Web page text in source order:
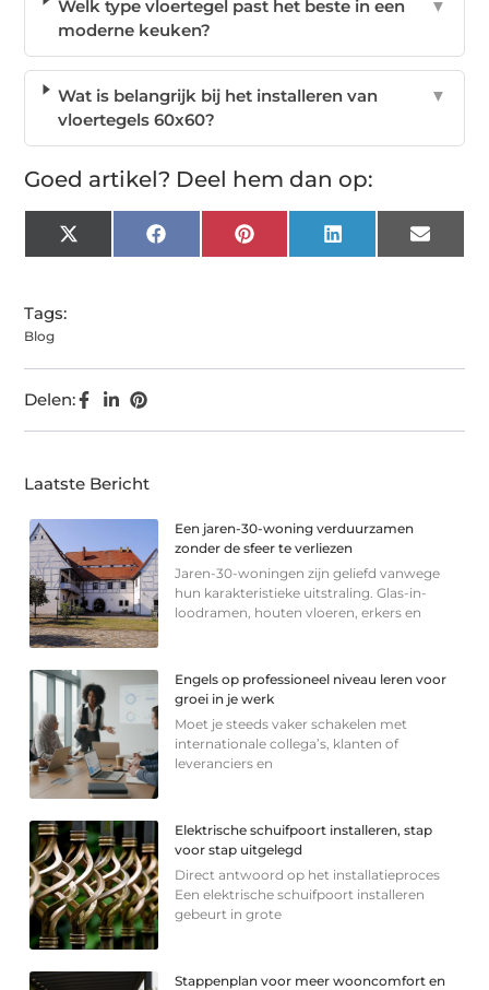
Welk type vloertegel past het beste in een
moderne keuken?
▼
Wat is belangrijk bij het installeren van
vloertegels 60x60?
▼
Goed artikel? Deel hem dan op:
X
(Twitter)
Facebook Pinterest LinkedIn Email
Tags:
Blog
Delen:
Laatste Bericht
Een jaren-30-woning verduurzamen
zonder de sfeer te verliezen
Jaren-30-woningen zijn geliefd vanwege
hun karakteristieke uitstraling. Glas-in-
loodramen, houten vloeren, erkers en
Engels op professioneel niveau leren voor
groei in je werk
Moet je steeds vaker schakelen met
internationale collega’s, klanten of
leveranciers en
Elektrische schuifpoort installeren, stap
voor stap uitgelegd
Direct antwoord op het installatieproces
Een elektrische schuifpoort installeren
gebeurt in grote
Stappenplan voor meer wooncomfort en